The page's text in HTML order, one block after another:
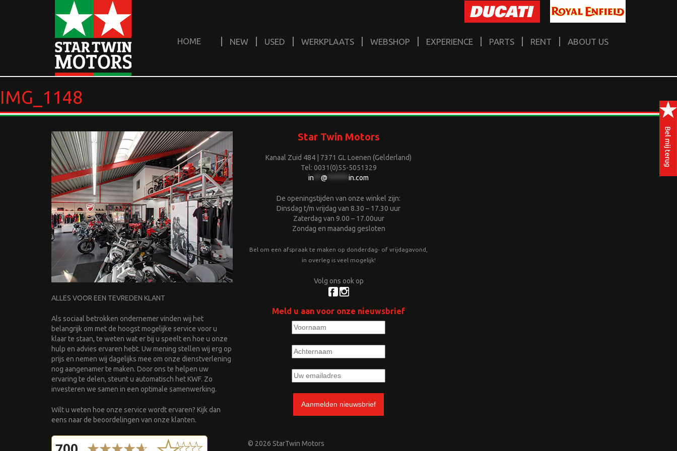
HOME NEW USED WERKPLAATS WEBSHOP EXPERIENCE PARTS RENT ABOUT US
IMG_1148
ALLES VOOR EEN TEVREDEN KLANT
Als sociaal betrokken ondernemer vinden wij het
belangrijk om met de hoogst mogelijke service voor u
klaar te staan, te weten wat er bij u speelt en hoe u onze
hulp en advies ervaren hebt. Uw mening stellen wij erg op
prijs en nemen wij dagelijks mee om onze dienstverlening
nog aangenamer te maken. Door ons te helpen uw
ervaring te delen, steunt u automatisch het KWF. Zo
investeren we samen in een optimale samenwerking.
Wilt u weten hoe onze service wordt ervaren? Kijk dan
eens naar de beoordelingen van onze klanten.
Star Twin Motors
Kanaal Zuid 484 | 7371 GL Loenen (Gelderland)
Tel: 0031(0)55-5051329
in
@ in.com
De openingstijden van onze winkel zijn:
Dinsdag t/m vrijdag van 8.30 – 17.30 uur
Zaterdag van 9.00 – 17.00uur
Zondag en maandag gesloten
Bel om een afspraak te maken op donderdag- of vrijdagavond,
in overleg is veel mogelijk!
Volg ons ook op
Meld u aan voor onze nieuwsbrief
© 2026 StarTwin Motors